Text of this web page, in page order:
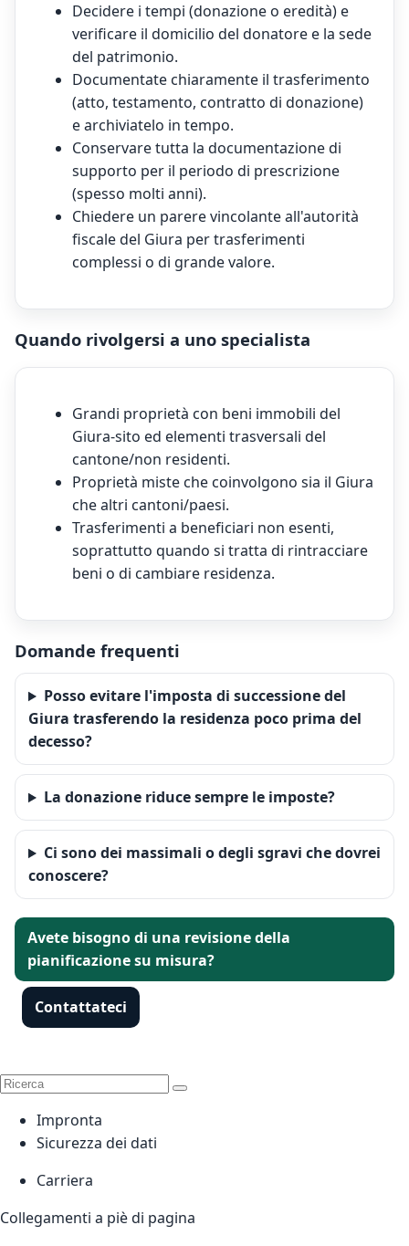
Decidere i tempi (donazione o eredità) e
verificare il domicilio del donatore e la sede
del patrimonio.
Documentate chiaramente il trasferimento
(atto, testamento, contratto di donazione)
e archiviatelo in tempo.
Conservare tutta la documentazione di
supporto per il periodo di prescrizione
(spesso molti anni).
Chiedere un parere vincolante all'autorità
fiscale del Giura per trasferimenti
complessi o di grande valore.
Quando rivolgersi a uno specialista
Grandi proprietà con beni immobili del
Giura-sito ed elementi trasversali del
cantone/non residenti.
Proprietà miste che coinvolgono sia il Giura
che altri cantoni/paesi.
Trasferimenti a beneficiari non esenti,
soprattutto quando si tratta di rintracciare
beni o di cambiare residenza.
Domande frequenti
Posso evitare l'imposta di successione del
Giura trasferendo la residenza poco prima del
decesso?
La donazione riduce sempre le imposte?
Ci sono dei massimali o degli sgravi che dovrei
conoscere?
Avete bisogno di una revisione della
pianificazione su misura?
Contattateci
Impronta
Sicurezza dei dati
Carriera
Collegamenti a piè di pagina